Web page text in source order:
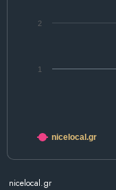
1
2
nicelocal.gr
nicelocal.gr